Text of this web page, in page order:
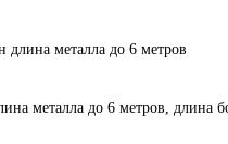
длина металла до 6 метров
металла до 6 метров, длина